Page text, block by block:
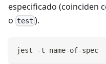
especificado (coinciden
o test ).
jest -t name-of-spec